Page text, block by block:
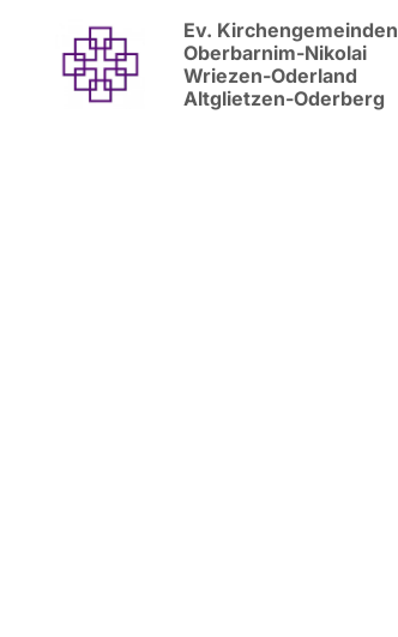
Ev. Kirchengemeinden
Oberbarnim-Nikolai
Wriezen-Oderland
Altglietzen-Oderberg